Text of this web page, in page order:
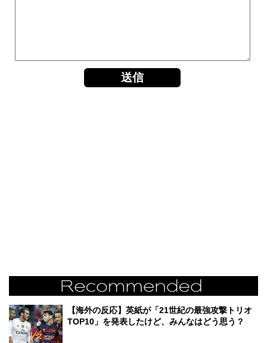
【海外の反応】英紙が「21世紀の最強攻撃トリオ
TOP10」を発表したけど、みんなはどう思う？